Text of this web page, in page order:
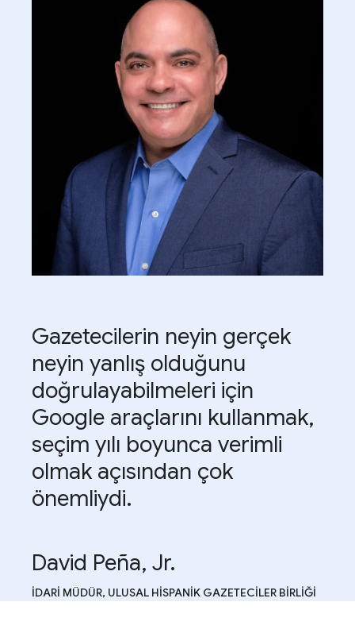
Gazetecilerin neyin gerçek
neyin yanlış olduğunu
doğrulayabilmeleri için
Google araçlarını kullanmak,
seçim yılı boyunca verimli
olmak açısından çok
önemliydi.
David Peña, Jr.
İDARI MÜDÜR, ULUSAL HISPANIK GAZETECILER BIRLIĞI